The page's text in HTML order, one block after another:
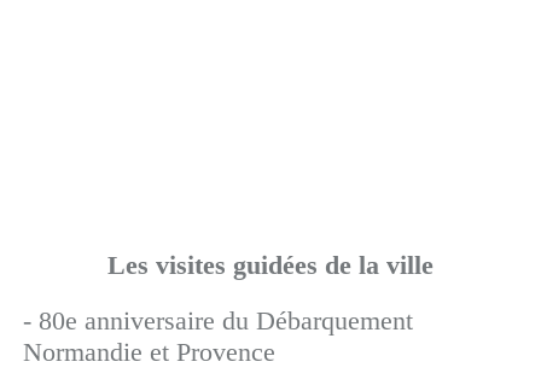
Les visites guidées de la ville
- 80e anniversaire du Débarquement
Normandie et Provence